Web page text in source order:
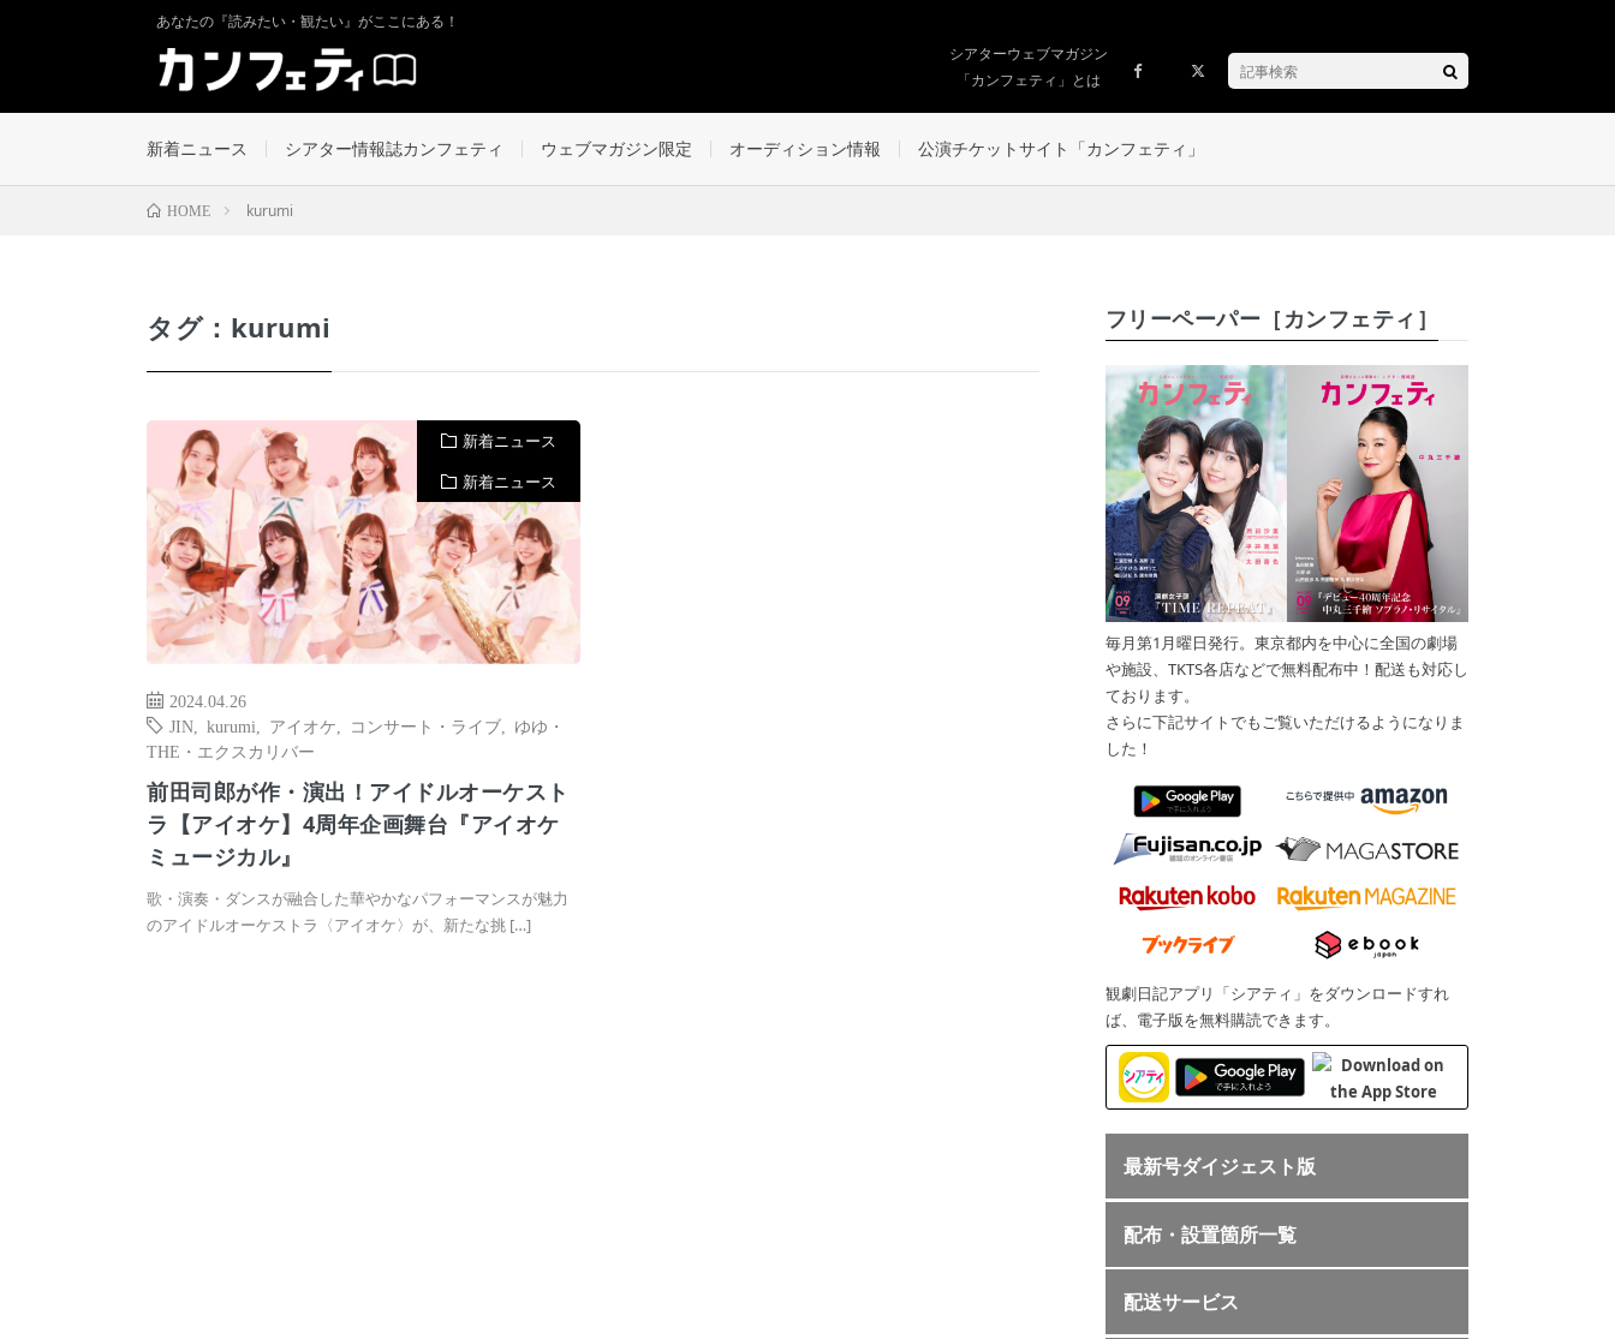
あなたの『読みたい・観たい』がここにある！
シアターウェブマガジン
「カンフェティ」とは
新着ニュース シアター情報誌カンフェティ ウェブマガジン限定 オーディション情報 公演チケットサイト「カンフェティ」
HOME kurumi
タグ：kurumi
新着ニュース
新着ニュース
2024.04.26
JIN
kurumi アイオケ コンサート・ライブ
ゆゆ・
THE・エクスカリバー
前田司郎が作・演出！アイドルオーケスト
ラ【アイオケ】4周年企画舞台『アイオケ
ミュージカル』
歌・演奏・ダンスが融合した華やかなパフォーマンスが魅力
のアイドルオーケストラ〈アイオケ〉が、新たな挑 […]
フリーペーパー［カンフェティ］
毎月第1月曜日発行。東京都内を中心に全国の劇場
や施設、TKTS各店などで無料配布中！配送も対応し
ております。
さらに下記サイトでもご覧いただけるようになりま
した！
観劇日記アプリ「シアティ」をダウンロードすれ
ば、電子版を無料購読できます。
最新号ダイジェスト版
配布・設置箇所一覧
配送サービス